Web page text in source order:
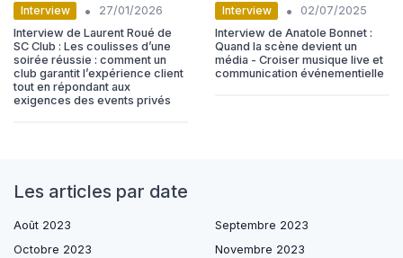
Interview •
27/01/2026
Interview de Laurent Roué de
SC Club : Les coulisses d’une
soirée réussie : comment un
club garantit l’expérience client
tout en répondant aux
exigences des events privés
Interview •
02/07/2025
Interview de Anatole Bonnet :
Quand la scène devient un
média - Croiser musique live et
communication événementielle
Les articles par date
Août 2023
Septembre 2023
Octobre 2023
Novembre 2023